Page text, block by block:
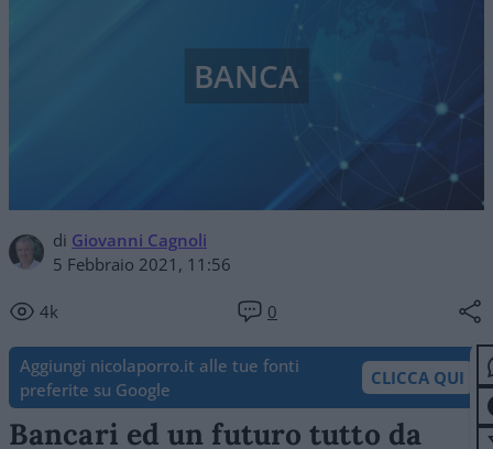
di Giovanni Cagnoli
5 Febbraio 2021, 11:56
4k 0
BANCA
Aggiungi nicolaporro.it alle tue fonti
preferite su Google
CLICCA QUI
Bancari ed un futuro tutto da